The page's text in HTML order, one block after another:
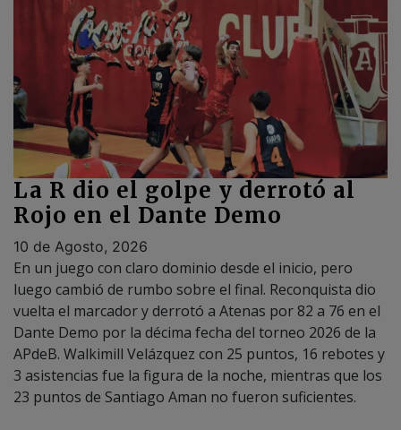
La R dio el golpe y derrotó al
Rojo en el Dante Demo
10 de Agosto, 2026
En un juego con claro dominio desde el inicio, pero
luego cambió de rumbo sobre el final. Reconquista dio
vuelta el marcador y derrotó a Atenas por 82 a 76 en el
Dante Demo por la décima fecha del torneo 2026 de la
APdeB. Walkimill Velázquez con 25 puntos, 16 rebotes y
3 asistencias fue la figura de la noche, mientras que los
23 puntos de Santiago Aman no fueron suficientes.
PROMOCIONAL MAYORES